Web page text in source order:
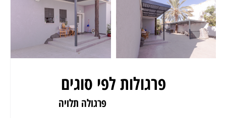
פרגולות לפי סוגים
פרגולה תלויה